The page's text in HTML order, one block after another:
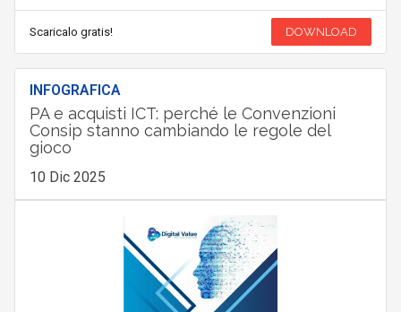
Scaricalo gratis! DOWNLOAD
INFOGRAFICA
PA e acquisti ICT: perché le Convenzioni
Consip stanno cambiando le regole del
gioco
10 Dic 2025